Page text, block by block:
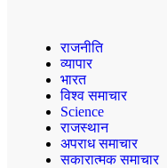
राजनीति
व्यापार
भारत
विश्व समाचार
Science
राजस्थान
अपराध समाचार
सकारात्मक समाचार